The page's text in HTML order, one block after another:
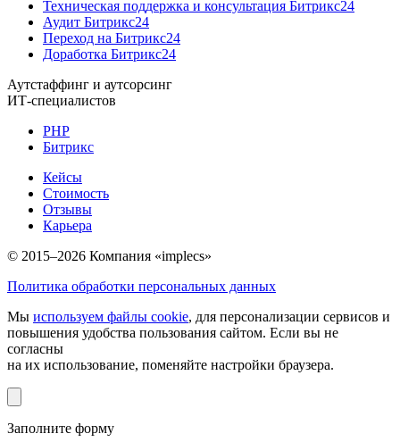
Техническая поддержка и консультация Битрикс24
Аудит Битрикс24
Переход на Битрикс24
Доработка Битрикс24
Аутстаффинг и аутсорсинг
ИТ-специалистов
PHP
Битрикс
Кейсы
Стоимость
Отзывы
Карьера
© 2015–2026 Компания «implecs»
Политика обработки персональных данных
Мы используем файлы cookie, для персонализации сервисов и
повышения удобства пользования сайтом. Если вы не
согласны
на их использование, поменяйте настройки браузера.
Заполните форму